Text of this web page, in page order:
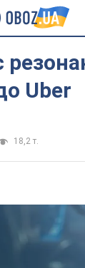
Uber
18,2 т.